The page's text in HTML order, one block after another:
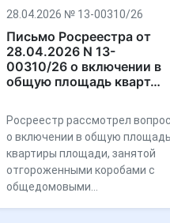
28.04.2026 № 13-00310/26
Письмо Росреестра от
28.04.2026 N 13-
00310/26 о включении в
общую площадь кварт…
Росреестр рассмотрел вопрос
о включении в общую площадь
квартиры площади, занятой
отгороженными коробами с
общедомовыми…